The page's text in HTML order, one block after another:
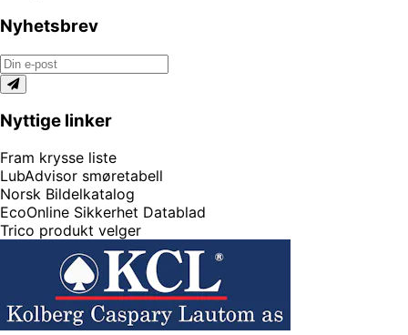
Nyhetsbrev
Nyttige linker
Fram krysse liste
LubAdvisor smøretabell
Norsk Bildelkatalog
EcoOnline Sikkerhet Datablad
Trico produkt velger